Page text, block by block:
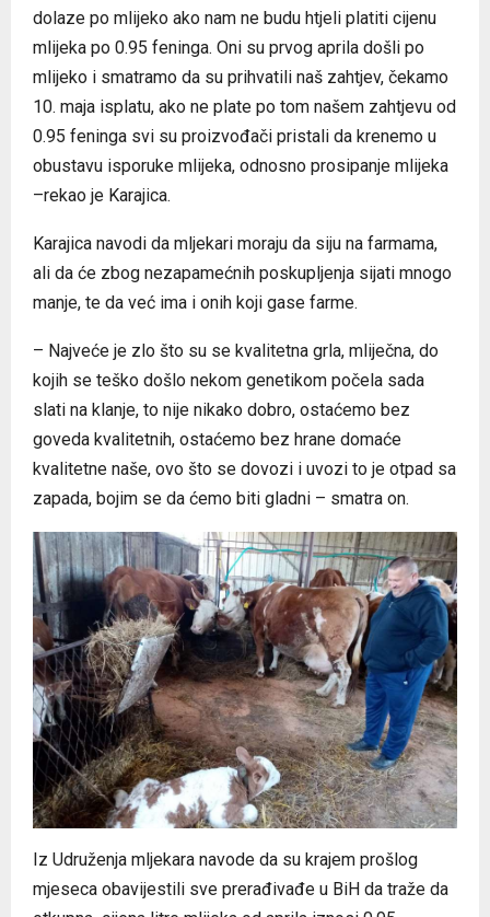
dolaze po mlijeko ako nam ne budu htjeli platiti cijenu
mlijeka po 0.95 feninga. Oni su prvog aprila došli po
mlijeko i smatramo da su prihvatili naš zahtjev, čekamo
10. maja isplatu, ako ne plate po tom našem zahtjevu od
0.95 feninga svi su proizvođači pristali da krenemo u
obustavu isporuke mlijeka, odnosno prosipanje mlijeka
–rekao je Karajica.
Karajica navodi da mljekari moraju da siju na farmama,
ali da će zbog nezapamećnih poskupljenja sijati mnogo
manje, te da već ima i onih koji gase farme.
– Najveće je zlo što su se kvalitetna grla, mliječna, do
kojih se teško došlo nekom genetikom počela sada
slati na klanje, to nije nikako dobro, ostaćemo bez
goveda kvalitetnih, ostaćemo bez hrane domaće
kvalitetne naše, ovo što se dovozi i uvozi to je otpad sa
zapada, bojim se da ćemo biti gladni – smatra on.
Iz Udruženja mljekara navode da su krajem prošlog
mjeseca obavijestili sve prerađivađe u BiH da traže da